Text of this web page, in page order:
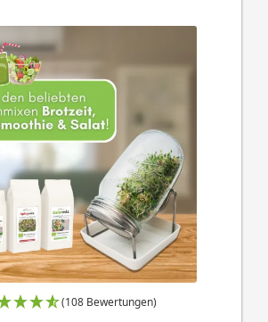
(108 Bewertungen)